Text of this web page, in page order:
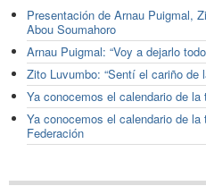
Presentación de Arnau Puigmal,
Abou Soumahoro
Arnau Puigmal: “Voy a dejarlo
Zito Luvumbo: “Sentí el cariño de
Ya conocemos el calendario de
Ya conocemos el calendario de la
Federación